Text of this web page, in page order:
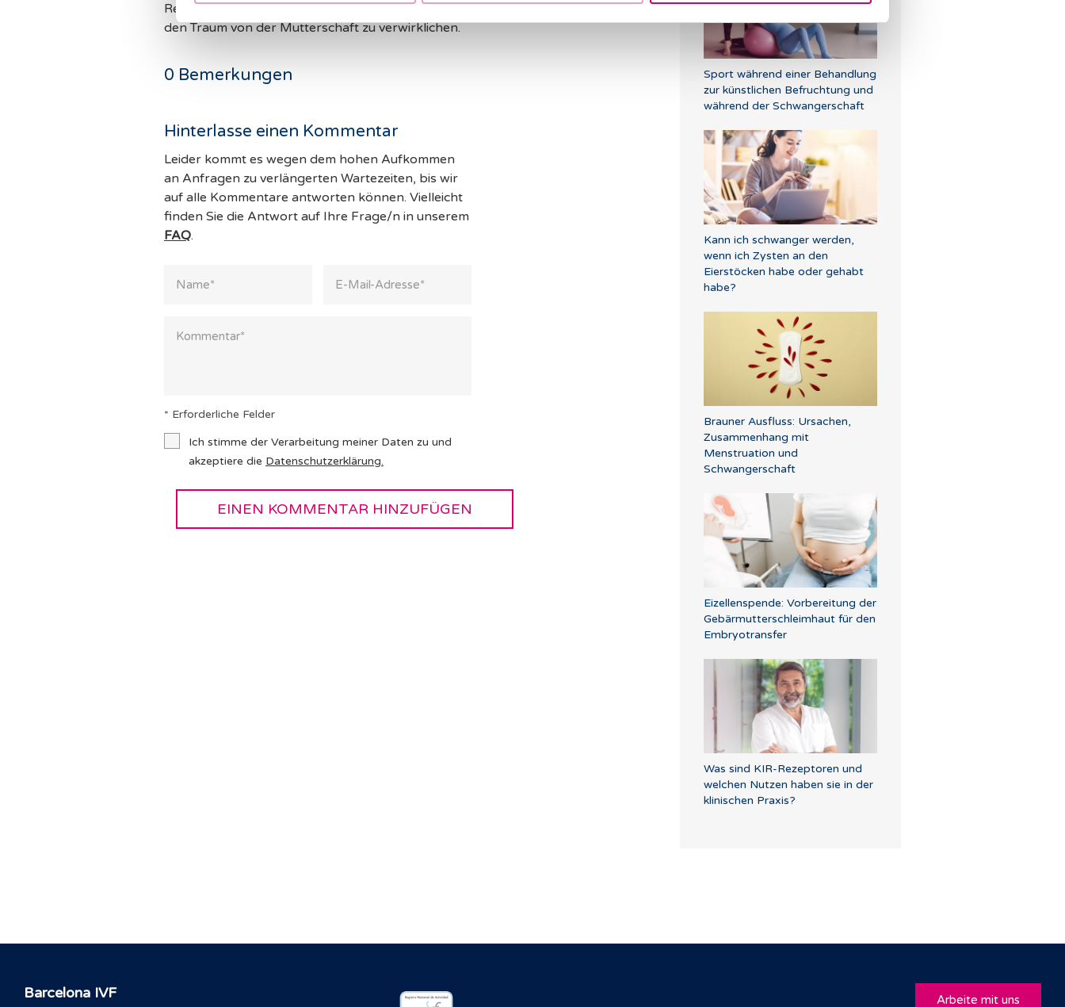
Reproduktion und ihre vielfältigen Vorteile werden es vielen Frauen ermöglichen,
den Traum von der Mutterschaft zu verwirklichen.
0 Bemerkungen
Hinterlasse einen Kommentar
Leider kommt es wegen dem hohen Aufkommen
an Anfragen zu verlängerten Wartezeiten, bis wir
auf alle Kommentare antworten können. Vielleicht
finden Sie die Antwort auf Ihre Frage/n in unserem
FAQ.
* Erforderliche Felder
Ich stimme der Verarbeitung meiner Daten zu und
akzeptiere die Datenschutzerklärung.
Sport während einer Behandlung
zur künstlichen Befruchtung und
während der Schwangerschaft
Kann ich schwanger werden,
wenn ich Zysten an den
Eierstöcken habe oder gehabt
habe?
Brauner Ausfluss: Ursachen,
Zusammenhang mit
Menstruation und
Schwangerschaft
Eizellenspende: Vorbereitung der
Gebärmutterschleimhaut für den
Embryotransfer
Was sind KIR-Rezeptoren und
welchen Nutzen haben sie in der
klinischen Praxis?
Barcelona IVF Arbeite mit uns